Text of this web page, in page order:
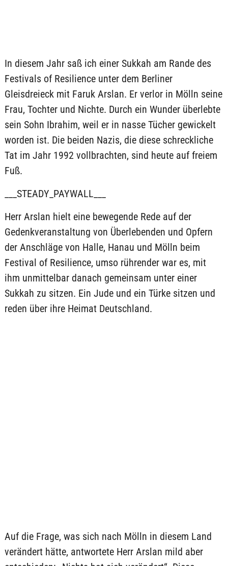
In diesem Jahr saß ich einer Sukkah am Rande des
Festivals of Resilience unter dem Berliner
Gleisdreieck mit Faruk Arslan. Er verlor in Mölln seine
Frau, Tochter und Nichte. Durch ein Wunder überlebte
sein Sohn Ibrahim, weil er in nasse Tücher gewickelt
worden ist. Die beiden Nazis, die diese schreckliche
Tat im Jahr 1992 vollbrachten, sind heute auf freiem
Fuß.
___STEADY_PAYWALL___
Herr Arslan hielt eine bewegende Rede auf der
Gedenkveranstaltung von Überlebenden und Opfern
der Anschläge von Halle, Hanau und Mölln beim
Festival of Resilience, umso rührender war es, mit
ihm unmittelbar danach gemeinsam unter einer
Sukkah zu sitzen. Ein Jude und ein Türke sitzen und
reden über ihre Heimat Deutschland.
Auf die Frage, was sich nach Mölln in diesem Land
verändert hätte, antwortete Herr Arslan mild aber